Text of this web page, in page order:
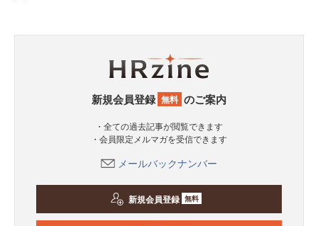
新規会員登録 無料 のご案内
・全ての過去記事が閲覧できます
・会員限定メルマガを受信できます
メールバックナンバー
新規会員登録 無料